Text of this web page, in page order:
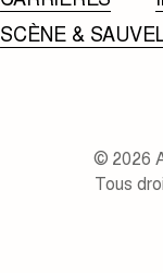
SCÈNE & SAUVE
© 2026
Tous